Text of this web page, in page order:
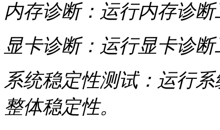
内存诊断：运行内存诊
显卡诊断：运行显卡诊
系统稳定性测试：运行
整体稳定性。